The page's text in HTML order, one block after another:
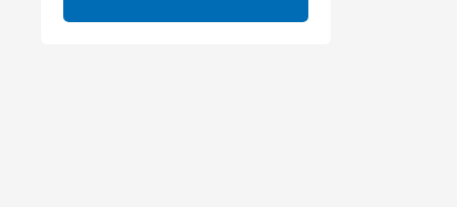
Варданяна